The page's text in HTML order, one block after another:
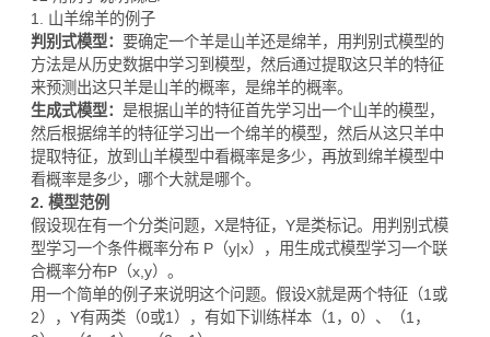
1. 山羊绵羊的例子
判别式模型：要确定一个羊是山羊还是绵羊，用判别式模型的
方法是从历史数据中学习到模型，然后通过提取这只羊的特征
来预测出这只羊是山羊的概率，是绵羊的概率。
生成式模型：是根据山羊的特征首先学习出一个山羊的模型，
然后根据绵羊的特征学习出一个绵羊的模型，然后从这只羊中
提取特征，放到山羊模型中看概率是多少，再放到绵羊模型中
看概率是多少，哪个大就是哪个。
2. 模型范例
假设现在有一个分类问题，X是特征，Y是类标记。用判别式模
型学习一个条件概率分布 P（y|x），用生成式模型学习一个联
合概率分布P（x,y）。
用一个简单的例子来说明这个问题。假设X就是两个特征（1或
2），Y有两类（0或1），有如下训练样本（1，0）、（1，